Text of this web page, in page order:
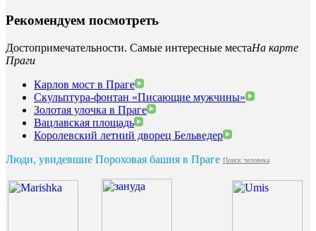
Рекомендуем посмотреть
Достопримечательности. Самые интересные местаНа карте
Праги
Карлов мост в Праге
Скульптура-фонтан «Писающие мужчины»
Золотая улочка в Праге
Вацлавская площадь
Королевский летний дворец Бельведер
Люди, увидевшие Пороховая башня в Праге Поиск человека